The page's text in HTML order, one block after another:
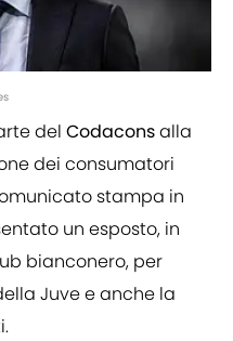
del Codaconsalla
dei consumatori
stampa in
un esposto, in
bianconero, per
Juve e anche la